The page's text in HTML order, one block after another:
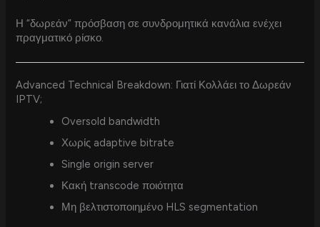
Η “δωρεάν” πρόσβαση σε συνδρομητικά κανάλια ενέχει
πραγματικό ρίσκο.
Advanced Technical Breakdown: Γιατί Κολλάει το Δωρεάν
IPTV;
Oversold bandwidth
Χωρίς adaptive bitrate
Single origin server
Κακή transcode ποιότητα
Μη βελτιστοποιημένο HLS segmentation